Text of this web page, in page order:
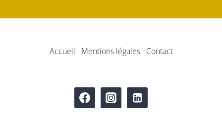
Accueil Mentions légales Contact